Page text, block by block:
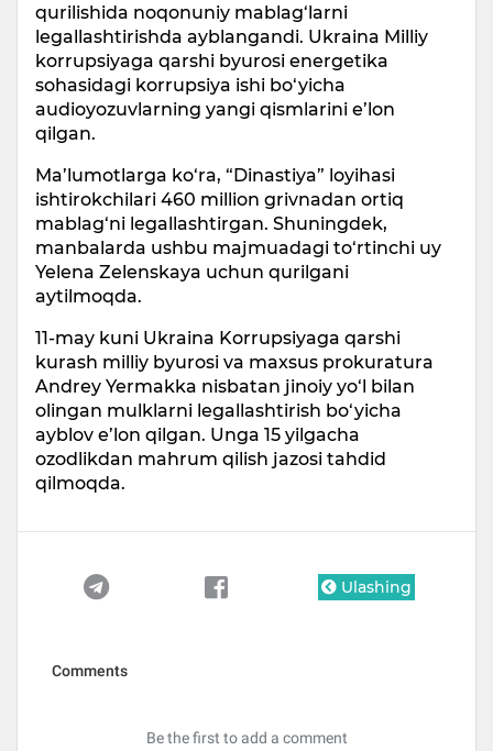
qurilishida noqonuniy mablag‘larni
legallashtirishda ayblangandi. Ukraina Milliy
korrupsiyaga qarshi byurosi energetika
sohasidagi korrupsiya ishi bo‘yicha
audioyozuvlarning yangi qismlarini e’lon
qilgan.
Ma’lumotlarga ko‘ra, “Dinastiya” loyihasi
ishtirokchilari 460 million grivnadan ortiq
mablag‘ni legallashtirgan. Shuningdek,
manbalarda ushbu majmuadagi to‘rtinchi uy
Yelena Zelenskaya uchun qurilgani
aytilmoqda.
11-may kuni Ukraina Korrupsiyaga qarshi
kurash milliy byurosi va maxsus prokuratura
Andrey Yermakka nisbatan jinoiy yo‘l bilan
olingan mulklarni legallashtirish bo‘yicha
ayblov e’lon qilgan. Unga 15 yilgacha
ozodlikdan mahrum qilish jazosi tahdid
qilmoqda.
Ulashing